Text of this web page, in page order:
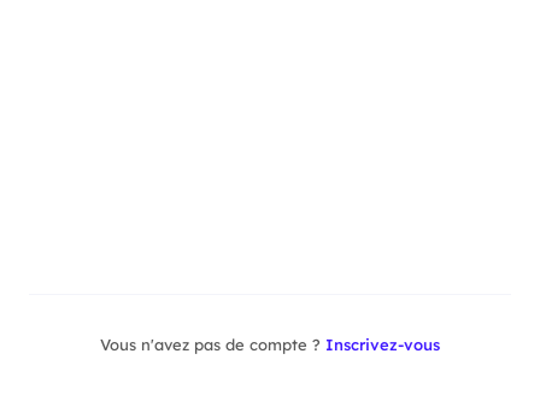
Vous n'avez pas de compte ? Inscrivez-vous